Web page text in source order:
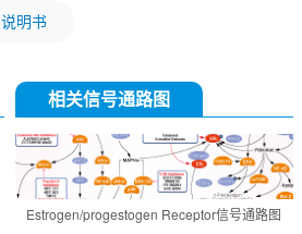
说明书
相关信号通路图
Estrogen/progestogen Receptor信号通路图